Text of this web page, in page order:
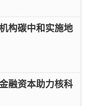
构碳中和实施地
融资本助力核科